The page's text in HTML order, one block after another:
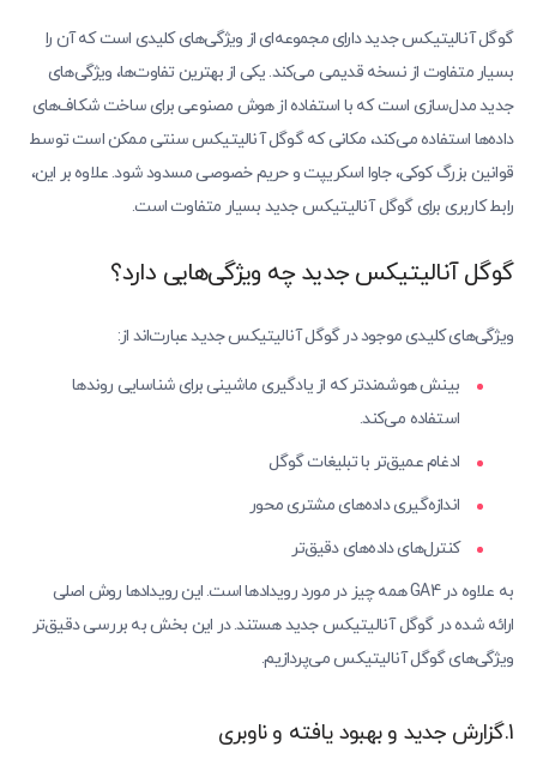
گوگل آنالیتیکس جدید دارای مجموعه‌ای از ویژگی‌های کلیدی است که آن را
بسیار متفاوت از نسخه قدیمی می‌کند. یکی از بهترین تفاوت‌ها، ویژگی‌های
جدید مدل‌سازی است که با استفاده از هوش مصنوعی برای ساخت شکاف‌های
داده‌ها استفاده می‌کند، مکانی که گوگل آنالیتیکس سنتی ممکن است توسط
قوانین بزرگ کوکی، جاوا اسکریپت و حریم خصوصی مسدود شود. علاوه بر این،
رابط کاربری برای گوگل آنالیتیکس جدید بسیار متفاوت است.
گوگل آنالیتیکس جدید چه ویژگی‌هایی دارد؟
ویژگی‌های کلیدی موجود در گوگل آنالیتیکس جدید عبارت‌اند از:
بینش هوشمندتر که از یادگیری ماشینی برای شناسایی روندها
استفاده می‌کند.
ادغام عمیق‌تر با تبلیغات گوگل
اندازه‌گیری داده‌های مشتری محور
کنترل‌های داده‌های دقیق‌تر
به علاوه در GA4 همه چیز در مورد رویدادها است. این رویدادها روش اصلی
ارائه شده در گوگل آنالیتیکس جدید هستند. در این بخش به بررسی دقیق‌تر
ویژگی‌های گوگل آنالیتیکس می‌پردازیم.
1.گزارش جدید و بهبود یافته و ناوبری